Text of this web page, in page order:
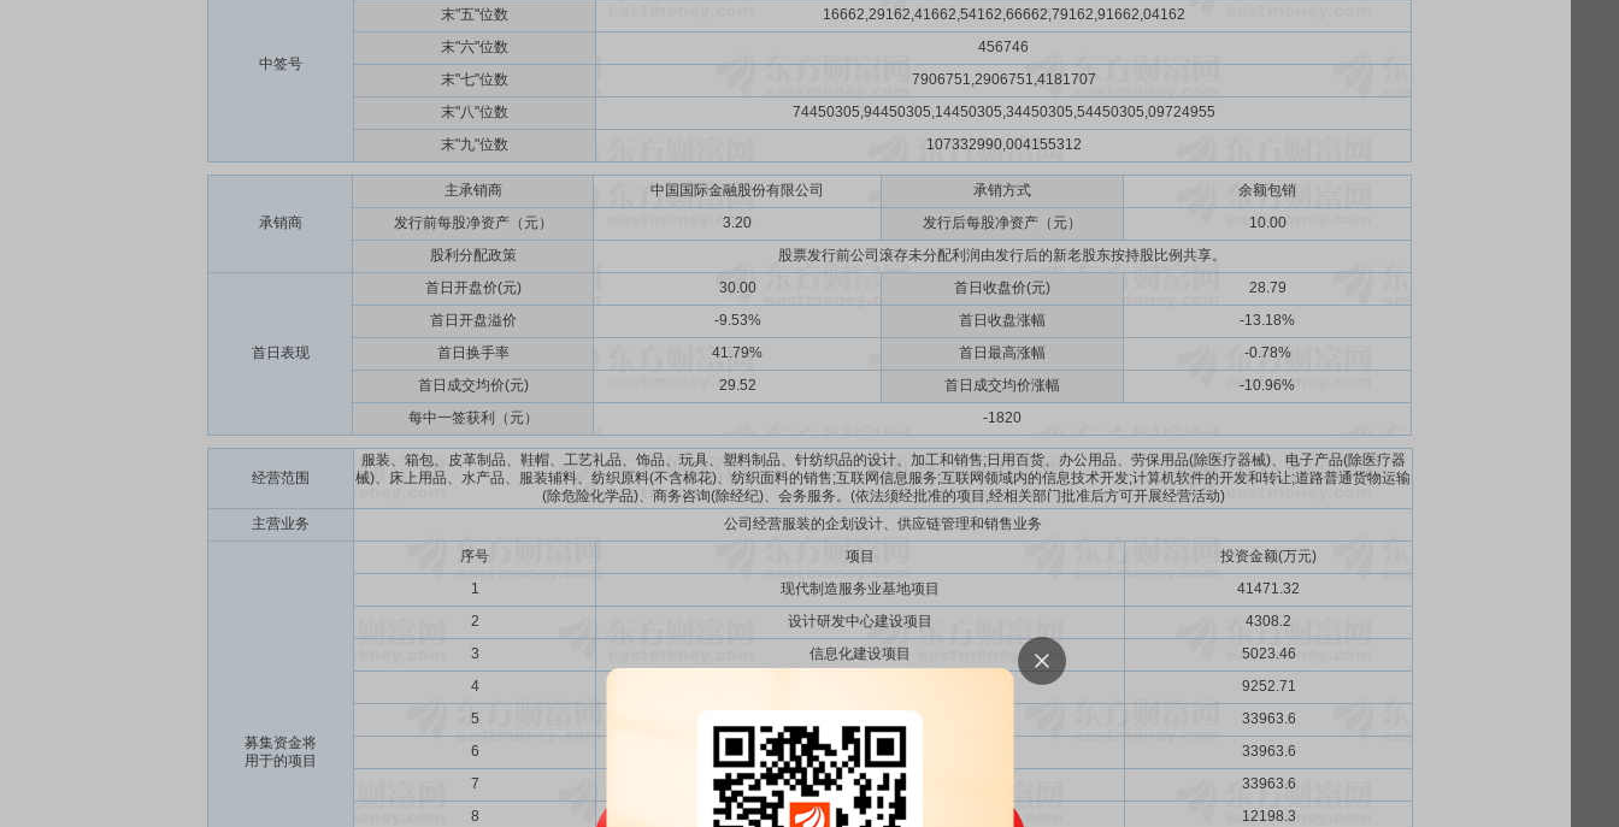
中签号
末"五"位数
16662,29162,41662,54162,66662,79162,91662,04162
末"六"位数
456746
末"七"位数
7906751,2906751,4181707
末"八"位数
74450305,94450305,14450305,34450305,54450305,09724955
末"九"位数
107332990,004155312
承销商
主承销商 中国国际金融股份有限公司 承销方式
余额包销
发行前每股净资产（元）
3.20 发行后每股净资产（元）
10.00
股利分配政策
股票发行前公司滚存未分配利润由发行后的新老股东按持股比例共享。
首日表现
首日开盘价(元) 30.00 首日收盘价(元)
28.79
首日开盘溢价
-9.53% 首日收盘涨幅
-13.18%
首日换手率
41.79% 首日最高涨幅
-0.78%
首日成交均价(元)
29.52 首日成交均价涨幅
-10.96%
每中一签获利（元）
-1820
经营范围
服装、箱包、皮革制品、鞋帽、工艺礼品、饰品、玩具、塑料制品、针纺织品的设计、加工和销售;日用百货、办公用品、劳保用品(除医疗器械)、电子产品(除医疗器
械)、床上用品、水产品、服装辅料、纺织原料(不含棉花)、纺织面料的销售;互联网信息服务;互联网领域内的信息技术开发;计算机软件的开发和转让;道路普通货物运输
(除危险化学品)、商务咨询(除经纪)、会务服务。(依法须经批准的项目,经相关部门批准后方可开展经营活动)
主营业务
公司经营服装的企划设计、供应链管理和销售业务
募集资金将
用于的项目
序号 项目
投资金额(万元)
1
现代制造服务业基地项目
41471.32
2
设计研发中心建设项目
4308.2
3
信息化建设项目
5023.46
4
9252.71
5
使用部分超募资金永久补充流动资金
33963.6
6
使用部分超募资金永久补充流动资金
33963.6
7
部分超募资金永久补充流动资金
33963.6
8
节余募集资金永久性补充流动资金
12198.3